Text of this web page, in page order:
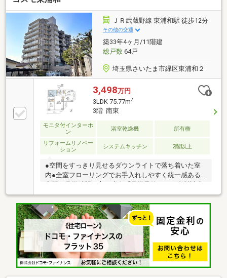
しの不安を解消します■東宝ハウスフィナンシャル不
動産仲介業初の住信SBIネット銀行支店。金利と保障
が更に充実したオリジナル提携住宅ローンをお届けし
ます■未来カレンダー東宝ハウス独自開発ライフシミ
ュレーションソフト。ローン完済まで家計収支を視え
る化し将来のリスクや不安を対策します
ＪＲ武蔵野線 東浦和駅 徒歩12分
その他の交通
築33年4ヶ月/11階建
総戸数64戸
埼玉県さいたま市緑区東浦和２
3,498万円
3LDK 75.77m2
3階 南東
モニタ付インターホ
ン
浴室乾燥機 所有権
リフォームリノベー
ション
システムキッチン 2階以上
●空間をすっきり見せるダウンライトで落ち着いた室
内●全室フローリングでお手入れしやすく統一感ある
はオレンジ色『資料請求』をクリック直接のお問い合
わせは03-6905-9710まで（スマートフォンの方は右下
青色の電話ボタンをクリック）■オンライン相談のご
案内（※見学予約より受付）ランチや仕事後の15分で
完結！お探しの希望条件や、過去に気になった物件な
どをオンラインにてヒアリングさせて頂きます。住宅
ローン相談やライフプランシュミレーションについて
も全てオンラインでの対応が可能となっております。